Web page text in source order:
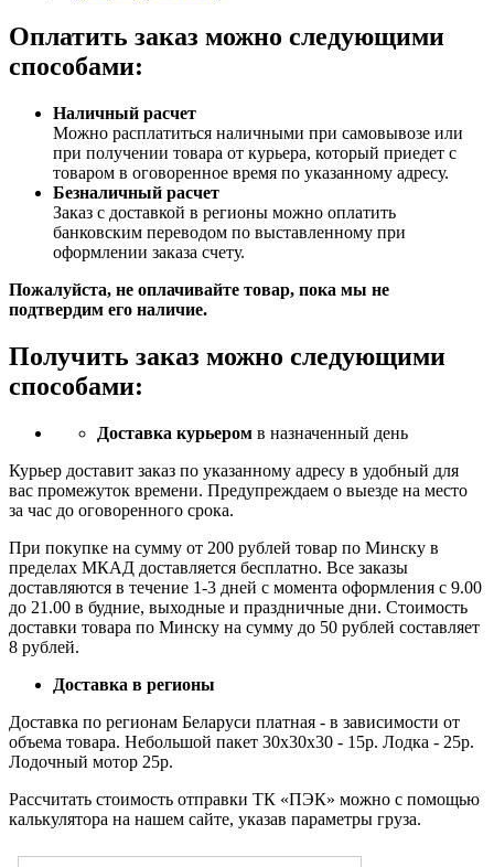
Оплатить заказ можно следующими
способами:
Наличный расчет
Можно расплатиться наличными при самовывозе или
при получении товара от курьера, который приедет с
товаром в оговоренное время по указанному адресу.
Безналичный расчет
Заказ c доставкой в регионы можно оплатить
банковским переводом по выставленному при
оформлении заказа счету.
Пожалуйста, не оплачивайте товар, пока мы не
подтвердим его наличие.
Получить заказ можно следующими
способами:
Доставка курьером в назначенный день
Курьер доставит заказ по указанному адресу в удобный для
вас промежуток времени. Предупреждаем о выезде на место
за час до оговоренного срока.
При покупке на сумму от 200 рублей товар по Минску в
пределах МКАД доставляется бесплатно. Все заказы
доставляются в течение 1-3 дней с момента оформления с 9.00
до 21.00 в будние, выходные и праздничные дни. Стоимость
доставки товара по Минску на сумму до 50 рублей составляет
8 рублей.
Доставка в регионы
Доставка по регионам Беларуси платная - в зависимости от
объема товара. Небольшой пакет 30х30х30 - 15р. Лодка - 25р.
Лодочный мотор 25р.
Рассчитать стоимость отправки ТК «ПЭК» можно с помощью
калькулятора на нашем сайте, указав параметры груза.